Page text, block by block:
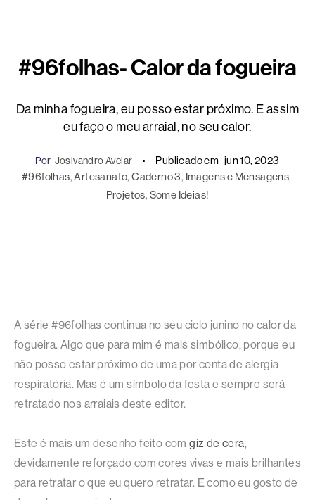
#96folhas- Calor da fogueira
Da minha fogueira, eu posso estar próximo. E assim
eu faço o meu arraial, no seu calor.
Por Josivandro Avelar Publicado em jun 10, 2023
#96folhas, Artesanato, Caderno 3, Imagens e Mensagens
Projetos, Some Ideias!
A série #96folhas continua no seu ciclo junino no calor da
fogueira. Algo que para mim é mais simbólico, porque eu
não posso estar próximo de uma por conta de alergia
respiratória. Mas é um símbolo da festa e sempre será
retratado nos arraiais deste editor.
Este é mais um desenho feito comgiz de cera,
devidamente reforçado com cores vivas e mais brilhantes
para retratar o que eu quero retratar. E como eu gosto de